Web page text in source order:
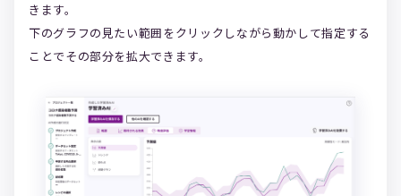
きます。
下のグラフの見たい範囲をクリックしながら動かして指定する
ことでその部分を拡大できます。